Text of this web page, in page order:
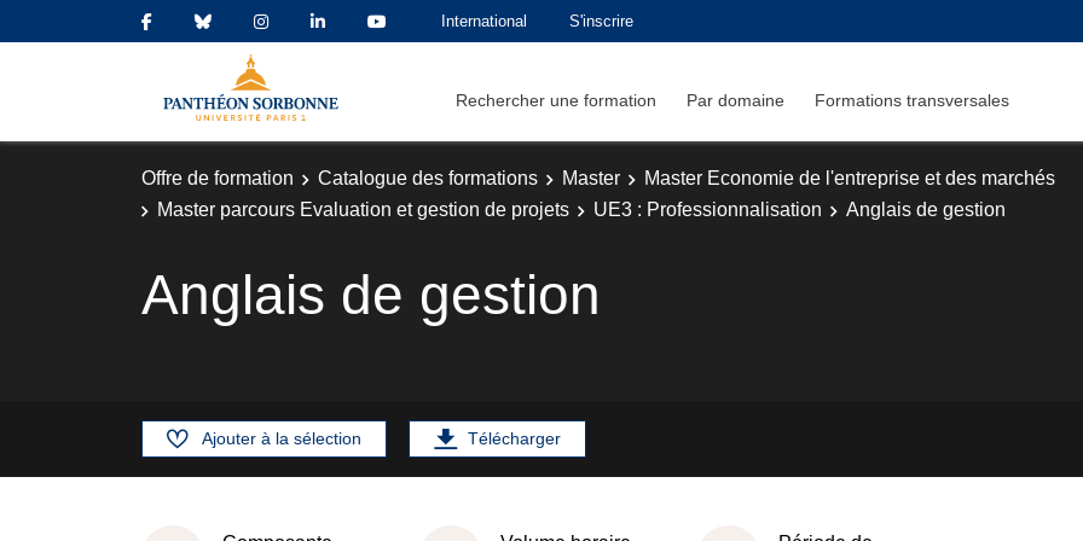
International S'inscrire
Rechercher une formation Par domaine Formations transversales
Offre de formation Catalogue des formations Master
Master Economie de l'entreprise et des marchés
Master parcours Evaluation et gestion de projets
UE3 : Professionnalisation Anglais de gestion
Anglais de gestion
Ajouter à la sélection Télécharger